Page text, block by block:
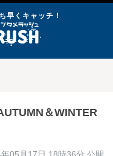
早くキャッチ！
＆WINTER